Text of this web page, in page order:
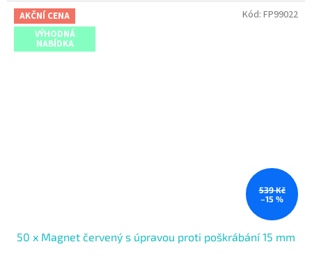
AKČNÍ CENA
VÝHODNÁ
NABÍDKA
539 Kč
–15 %
50 x Magnet červený s úpravou proti poškrábání 15 mm
Kód: FP99022